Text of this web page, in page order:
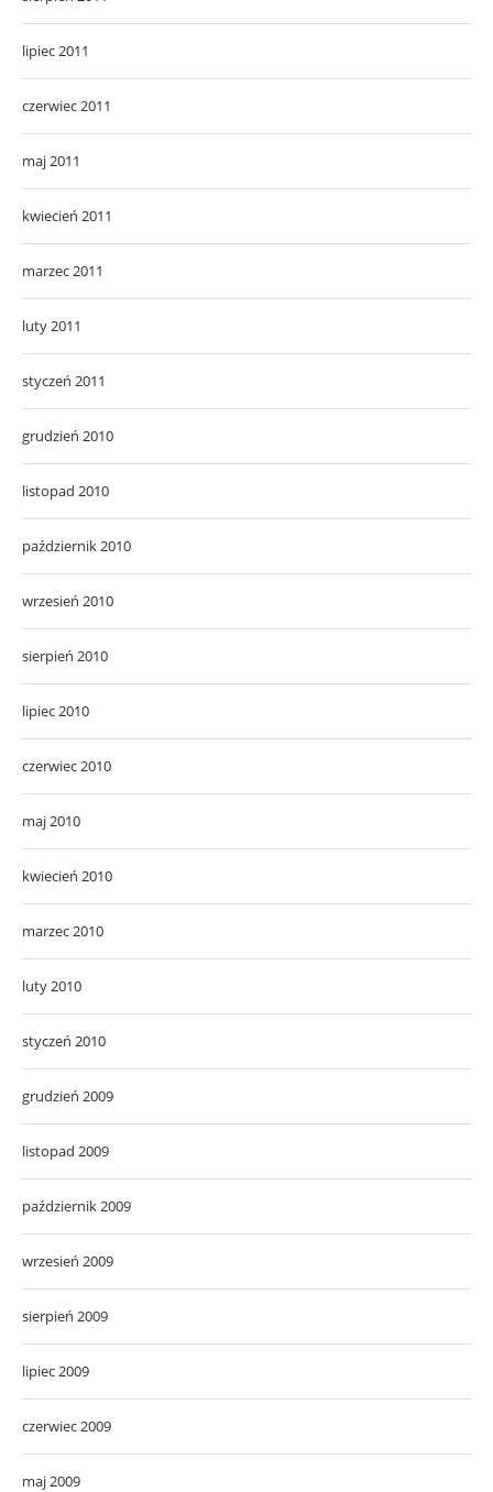
lipiec 2011
czerwiec 2011
maj 2011
kwiecień 2011
marzec 2011
luty 2011
styczeń 2011
grudzień 2010
listopad 2010
październik 2010
wrzesień 2010
sierpień 2010
lipiec 2010
czerwiec 2010
maj 2010
kwiecień 2010
marzec 2010
luty 2010
styczeń 2010
grudzień 2009
listopad 2009
październik 2009
wrzesień 2009
sierpień 2009
lipiec 2009
czerwiec 2009
maj 2009